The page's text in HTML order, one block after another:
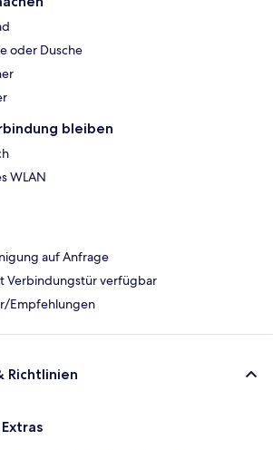
oder Dusche
bleiben
WLAN
auf Anfrage
Verbindungstür verfügbar
Empfehlungen
Richtlinien